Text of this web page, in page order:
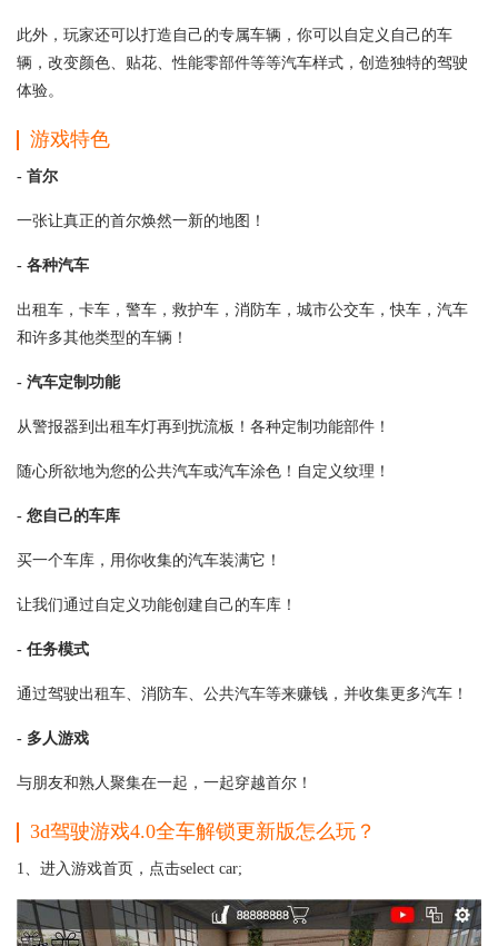
此外，玩家还可以打造自己的专属车辆，你可以自定义自己的车
辆，改变颜色、贴花、性能零部件等等汽车样式，创造独特的驾驶
体验。
游戏特色
- 首尔
一张让真正的首尔焕然一新的地图！
- 各种汽车
出租车，卡车，警车，救护车，消防车，城市公交车，快车，汽车
和许多其他类型的车辆！
- 汽车定制功能
从警报器到出租车灯再到扰流板！各种定制功能部件！
随心所欲地为您的公共汽车或汽车涂色！自定义纹理！
- 您自己的车库
买一个车库，用你收集的汽车装满它！
让我们通过自定义功能创建自己的车库！
- 任务模式
通过驾驶出租车、消防车、公共汽车等来赚钱，并收集更多汽车！
- 多人游戏
与朋友和熟人聚集在一起，一起穿越首尔！
3d驾驶游戏4.0全车解锁更新版怎么玩？
1、进入游戏首页，点击select car;